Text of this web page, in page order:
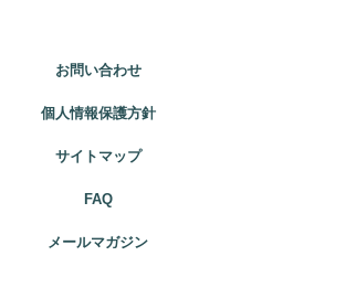
お問い合わせ
個人情報保護方針
サイトマップ
FAQ
メールマガジン